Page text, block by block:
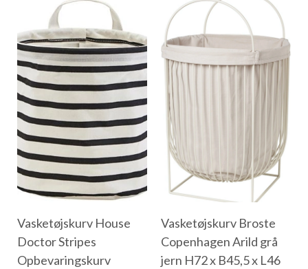
Vasketøjskurv House
Doctor Stripes
Opbevaringskurv
Vasketøjskurv Broste
Copenhagen Arild grå
jern H72 x B45,5 x L46